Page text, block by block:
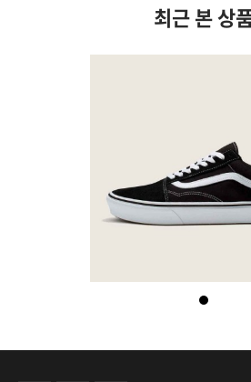
최근 본 상